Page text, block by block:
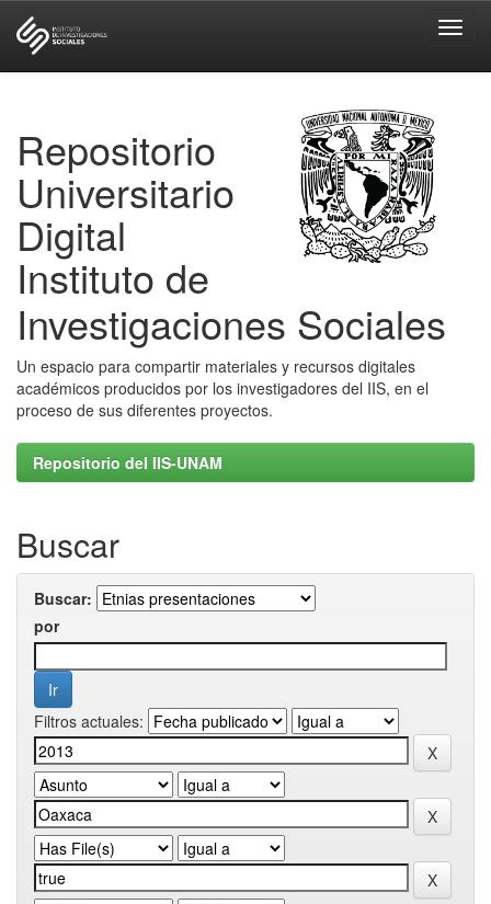
Repositorio
Universitario
Digital
Instituto de
Investigaciones Sociales
Un espacio para compartir materiales y recursos digitales
académicos producidos por los investigadores del IIS, en el
proceso de sus diferentes proyectos.
Repositorio del IIS-UNAM
Buscar
Buscar:
por
Filtros actuales: